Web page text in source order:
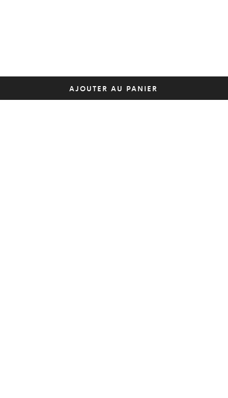
AJOUTER AU PANIER